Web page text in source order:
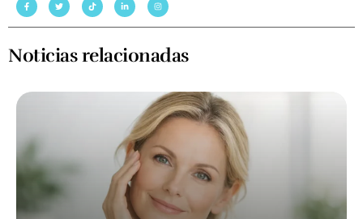
Noticias relacionadas